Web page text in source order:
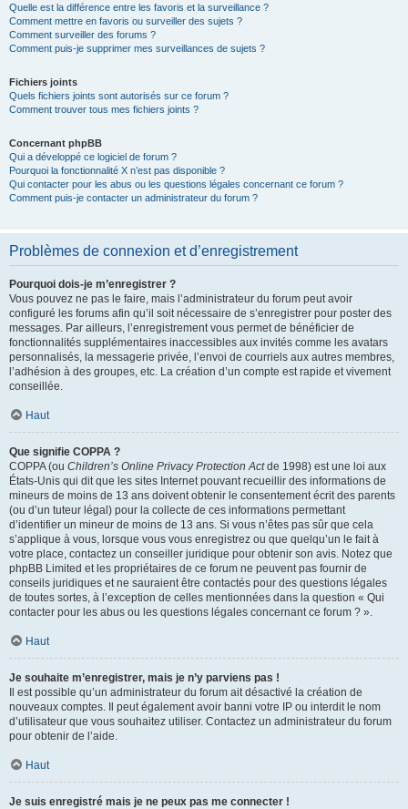
Quelle est la différence entre les favoris et la surveillance ?
Comment mettre en favoris ou surveiller des sujets ?
Comment surveiller des forums ?
Comment puis-je supprimer mes surveillances de sujets ?
Fichiers joints
Quels fichiers joints sont autorisés sur ce forum ?
Comment trouver tous mes fichiers joints ?
Concernant phpBB
Qui a développé ce logiciel de forum ?
Pourquoi la fonctionnalité X n’est pas disponible ?
Qui contacter pour les abus ou les questions légales concernant ce forum ?
Comment puis-je contacter un administrateur du forum ?
Problèmes de connexion et d’enregistrement
Pourquoi dois-je m’enregistrer ?
Vous pouvez ne pas le faire, mais l’administrateur du forum peut avoir
configuré les forums afin qu’il soit nécessaire de s’enregistrer pour poster des
messages. Par ailleurs, l’enregistrement vous permet de bénéficier de
fonctionnalités supplémentaires inaccessibles aux invités comme les avatars
personnalisés, la messagerie privée, l’envoi de courriels aux autres membres,
l’adhésion à des groupes, etc. La création d’un compte est rapide et vivement
conseillée.
Haut
Que signifie COPPA ?
COPPA (ou Children’s Online Privacy Protection Actde 1998) est une loi aux
États-Unis qui dit que les sites Internet pouvant recueillir des informations de
mineurs de moins de 13 ans doivent obtenir le consentement écrit des parents
(ou d’un tuteur légal) pour la collecte de ces informations permettant
d’identifier un mineur de moins de 13 ans. Si vous n’êtes pas sûr que cela
s’applique à vous, lorsque vous vous enregistrez ou que quelqu’un le fait à
votre place, contactez un conseiller juridique pour obtenir son avis. Notez que
phpBB Limited et les propriétaires de ce forum ne peuvent pas fournir de
conseils juridiques et ne sauraient être contactés pour des questions légales
de toutes sortes, à l’exception de celles mentionnées dans la question « Qui
contacter pour les abus ou les questions légales concernant ce forum ? ».
Haut
Je souhaite m’enregistrer, mais je n’y parviens pas !
Il est possible qu’un administrateur du forum ait désactivé la création de
nouveaux comptes. Il peut également avoir banni votre IP ou interdit le nom
d’utilisateur que vous souhaitez utiliser. Contactez un administrateur du forum
pour obtenir de l’aide.
Haut
Je suis enregistré mais je ne peux pas me connecter !